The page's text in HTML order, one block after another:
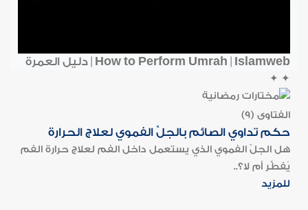
How to Perform Umrah | Islamweb | دليل العمرة
✦
✦
الفتاوى (9)
حكم تداوي الصائم بالجلِّ الفموي لعلاج الحرارة
هل الجلّ الفموي الذي يستعمل داخل الفم لعلاج حرارة الفم
يُفطِّر أم لا؟..
للمزيد